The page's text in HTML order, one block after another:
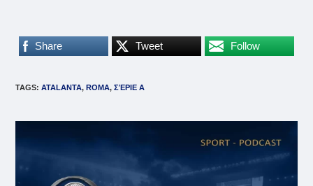
Share Tweet Follow
TAGS:ATALANTA, ROMA, ΣΈΡΙΕ Α